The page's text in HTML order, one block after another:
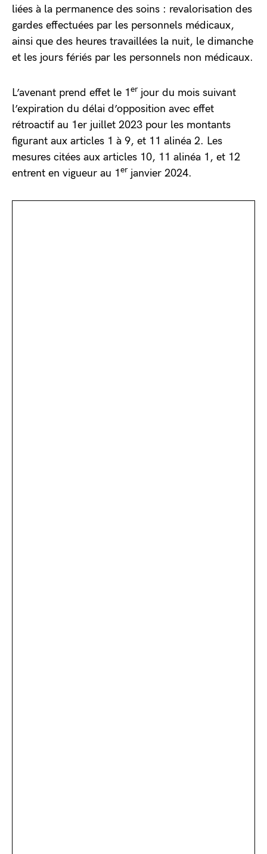
liées à la permanence des soins : revalorisation des
gardes effectuées par les personnels médicaux,
ainsi que des heures travaillées la nuit, le dimanche
et les jours fériés par les personnels non médicaux.
L’avenant prend effet le 1 er jour du mois suivant
l’expiration du délai d’opposition avec effet
rétroactif au 1er juillet 2023 pour les montants
figurant aux articles 1 à 9, et 11 alinéa 2. Les
mesures citées aux articles 10, 11 alinéa 1, et 12
entrent en vigueur au 1 er janvier 2024.